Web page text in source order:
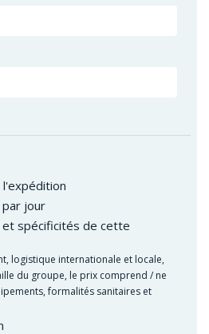
jour
spécificités de cette
logistique internationale et locale,
du groupe, le prix comprend / ne
formalités sanitaires et